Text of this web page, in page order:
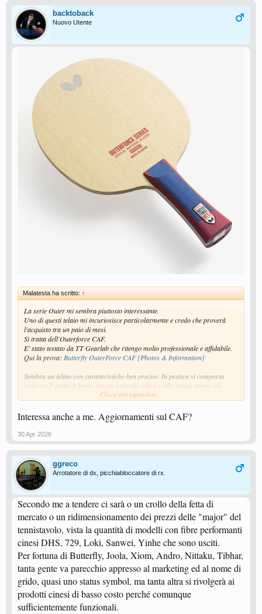
backtoback
Nuovo Utente
Malatesta ha scritto: ↑
La serie Outer mi sembra piuttosto interessante.
Uno di questi telaio mi incuriosisce particolarmente e credo che proverà
l'acquisto tra un paio di mesi.
Si tratta dell'Outerforce CAF.
E' stato testato da TT Gearlab che ritengo molto professionale e affidabile.
Qui la prova: Butterfly OuterForce CAF [Photos & Information]
Sembra un telaio con caratteristiche ben precise. In pratica si comporta
come un 7 strati di legno, ma un pelo più veloce e allo stesso tempo più
Rispetto al Butterfly Korbel SK7 con cui gioco io, risulta un pelo più veloce
ma allo stesso tempo ancora un po' più morbido quando si spinge. Quindi
con tanto controllo.
Sweet Spot allargato grazie alla fibra CAF
Rispetto all'SK7 dovrebbe essere dai 7 ai 12 grammi in meno (alcuni SK7
passano i 95g).
Il costo è lo stesso.
Per chi si trova bene a giocare con i 7 strati in legno potrebbe essere
un'ottima scelta, soprattutto considerato il peso ridotto e il prezzo non
eccessivo.
Clicca per espandere...
Interessa anche a me. Aggiornamenti sul CAF?
30 Apr 2026
ggreco
Arrotatore di dx, picchiabloccatore di rx.
Secondo me a tendere ci sarà o un crollo della fetta di
mercato o un ridimensionamento dei prezzi delle "major" del
tennistavolo, vista la quantità di modelli con fibre performanti
cinesi DHS, 729, Loki, Sanwei, Yinhe che sono usciti.
Per fortuna di Butterfly, Joola, Xiom, Andro, Nittaku, Tibhar,
tanta gente va parecchio appresso al marketing ed al nome di
grido, quasi uno status symbol, ma tanta altra si rivolgerà ai
prodotti cinesi di basso costo perché comunque
sufficientemente funzionali.